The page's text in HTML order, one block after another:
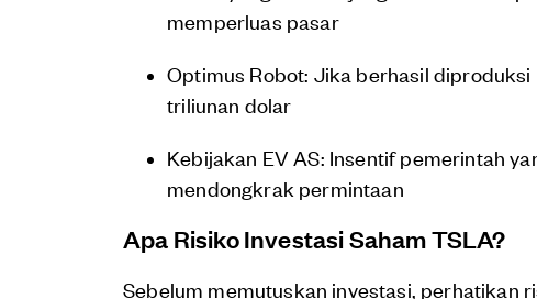
memperluas pasar
Optimus Robot: Jika berhasil
triliunan dolar
Kebijakan EV AS: Insentif pemerintah
mendongkrak permintaan
Apa Risiko Investasi Saham TSLA?
Sebelum memutuskan investasi, perhatikan